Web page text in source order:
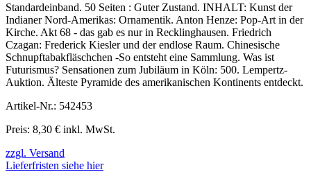
Standardeinband. 50 Seiten : Guter Zustand. INHALT: Kunst der
Indianer Nord-Amerikas: Ornamentik. Anton Henze: Pop-Art in der
Kirche. Akt 68 - das gab es nur in Recklinghausen. Friedrich
Czagan: Frederick Kiesler und der endlose Raum. Chinesische
Schnupftabakfläschchen -So entsteht eine Sammlung. Was ist
Futurismus? Sensationen zum Jubiläum in Köln: 500. Lempertz-
Auktion. Älteste Pyramide des amerikanischen Kontinents entdeckt.
Artikel-Nr.: 542453
Preis: 8,30 € inkl. MwSt.
zzgl. Versand
Lieferfristen siehe hier